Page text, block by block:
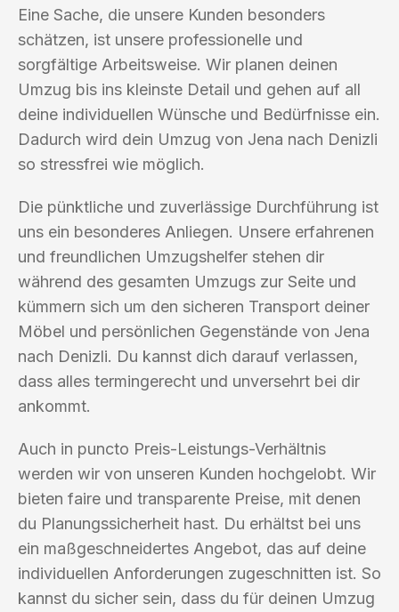
Eine Sache, die unsere Kunden besonders
schätzen, ist unsere professionelle und
sorgfältige Arbeitsweise. Wir planen deinen
Umzug bis ins kleinste Detail und gehen auf all
deine individuellen Wünsche und Bedürfnisse ein.
Dadurch wird dein Umzug von Jena nach Denizli
so stressfrei wie möglich.
Die pünktliche und zuverlässige Durchführung ist
uns ein besonderes Anliegen. Unsere erfahrenen
und freundlichen Umzugshelfer stehen dir
während des gesamten Umzugs zur Seite und
kümmern sich um den sicheren Transport deiner
Möbel und persönlichen Gegenstände von Jena
nach Denizli. Du kannst dich darauf verlassen,
dass alles termingerecht und unversehrt bei dir
ankommt.
Auch in puncto Preis-Leistungs-Verhältnis
werden wir von unseren Kunden hochgelobt. Wir
bieten faire und transparente Preise, mit denen
du Planungssicherheit hast. Du erhältst bei uns
ein maßgeschneidertes Angebot, das auf deine
individuellen Anforderungen zugeschnitten ist. So
kannst du sicher sein, dass du für deinen Umzug